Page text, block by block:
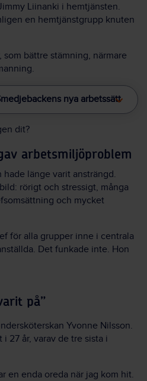
Liinanki i hemtjänsten.
en hemtjänstgrupp knuten
bättre stämning, närmare
nya arbetssätt
dit?
arbetsmiljöproblem
länge varit ansträngd.
rörigt och stressigt, många
och mycket
för alla grupper inne i centrala
Det funkade inte. Hon
på”
Yvonne Nilsson.
27 år, varav de tre sista i
en enda oreda när jag kom hit.